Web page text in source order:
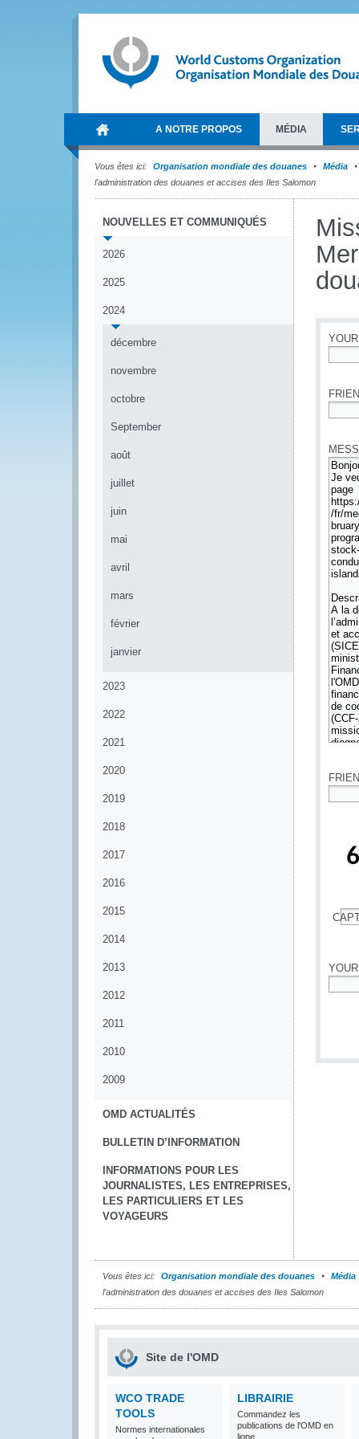
A NOTRE PROPOS MÉDIA
Vous êtes ici: Organisation mondiale des douanes
Média
l’administration des douanes et accises des Iles Salomon
NOUVELLES ET COMMUNIQUÉS
2026
2025
2024
décembre
novembre
octobre
September
août
juillet
juin
mai
avril
mars
février
janvier
2023
2022
2021
2020
2019
2018
2017
2016
2015
2014
2013
2012
2011
2010
2009
OMD ACTUALITÉS
BULLETIN D’INFORMATION
INFORMATIONS POUR LES
JOURNALISTES, LES ENTREPRISES,
LES PARTICULIERS ET LES
VOYAGEURS
Vous êtes ici: Organisation mondiale des douanes
Média
l’administration des douanes et accises des Iles Salomon
Site de l'OMD
WCO TRADE
TOOLS
Normes internationales
LIBRAIRIE
Commandez les
publications de l'OMD en
ligne